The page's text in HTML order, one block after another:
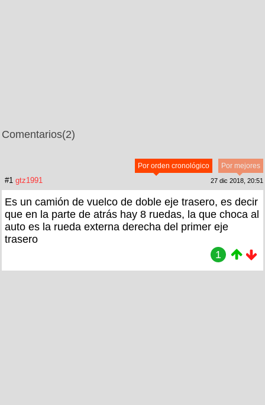
Comentarios(2)
Por mejores
Por orden cronológico
#1 gtz1991 27 dic 2018, 20:51
Es un camión de vuelco de doble eje trasero, es decir
que en la parte de atrás hay 8 ruedas, la que choca al
auto es la rueda externa derecha del primer eje
trasero
1